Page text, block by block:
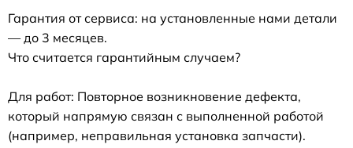
Гарантия от сервиса: на установленные нами детали
— до 3 месяцев.
Что считается гарантийным случаем?
Для работ: Повторное возникновение дефекта,
который напрямую связан с выполненной работой
(например, неправильная установка запчасти).